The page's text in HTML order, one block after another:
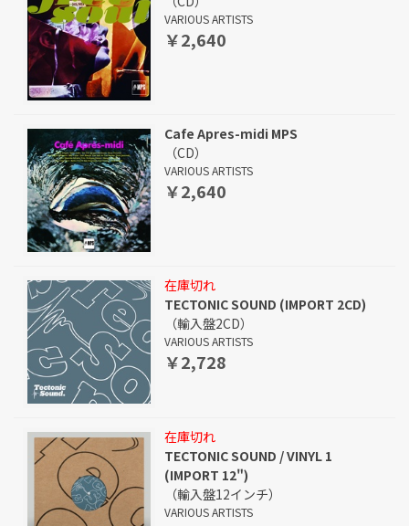
VARIOUS ARTISTS
￥2,640
Cafe Apres-midi MPS
（CD）
VARIOUS ARTISTS
￥2,640
在庫切れ
TECTONIC SOUND (IMPORT 2CD)
（輸入盤2CD）
VARIOUS ARTISTS
￥2,728
在庫切れ
TECTONIC SOUND / VINYL 1
(IMPORT 12")
（輸入盤12インチ）
VARIOUS ARTISTS